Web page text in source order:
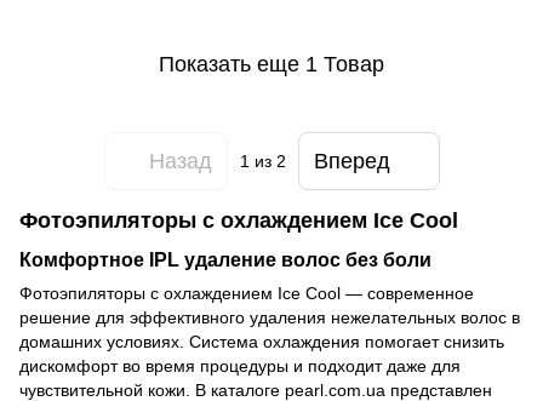
Показать еще 1 Товар
Назад 1 из 2 Вперед
Фотоэпиляторы с охлаждением Ice Cool
Комфортное IPL удаление волос без боли
Фотоэпиляторы с охлаждением Ice Cool — современное
решение для эффективного удаления нежелательных волос в
домашних условиях. Система охлаждения помогает снизить
дискомфорт во время процедуры и подходит даже для
чувствительной кожи. В каталоге pearl.com.ua представлен